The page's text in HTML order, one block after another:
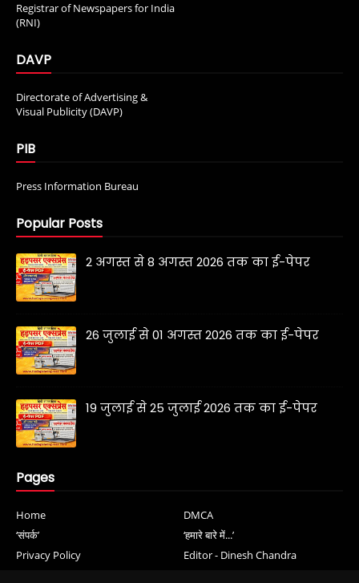
Registrar of Newspapers for India
(RNI)
DAVP
Directorate of Advertising &
Visual Publicity (DAVP)
PIB
Press Information Bureau
Popular Posts
2 अगस्त से 8 अगस्त 2026 तक का ई-पेपर
26 जुलाई से 01 अगस्त 2026 तक का ई-पेपर
19 जुलाई से 25 जुलाई 2026 तक का ई-पेपर
Pages
Home
DMCA
‘संपर्क’
‘हमारे बारे में...’
Privacy Policy
Editor - Dinesh Chandra